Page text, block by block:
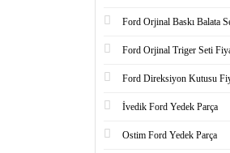
Ford Orjinal Baskı Balata
Ford Orjinal Triger Seti
Ford Direksiyon Kutusu
İvedik Ford Yedek Parça
Ostim Ford Yedek Parça